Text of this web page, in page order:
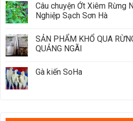
Câu chuyện Ớt Xiêm Rừng
Nghiệp Sạch Sơn Hà
SẢN PHẨM KHỔ QUA
QUẢNG NGÃI
Gà kiến SoHa